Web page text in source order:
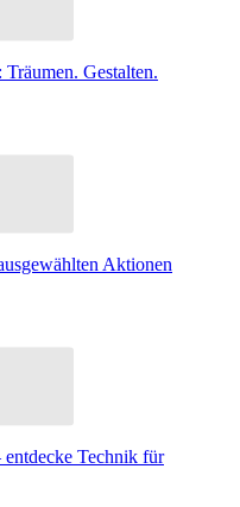
Gestalten.
Aktionen
Technik für